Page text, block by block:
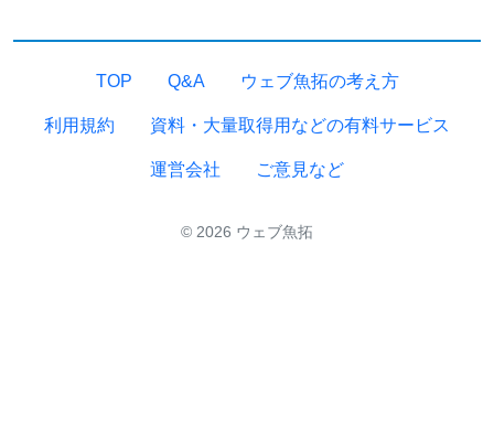
TOP Q&A ウェブ魚拓の考え方
利用規約 資料・大量取得用などの有料サービス
運営会社 ご意見など
© 2026 ウェブ魚拓